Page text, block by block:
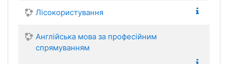
Лісокористування
Англійська мова за професійним
спрямуванням